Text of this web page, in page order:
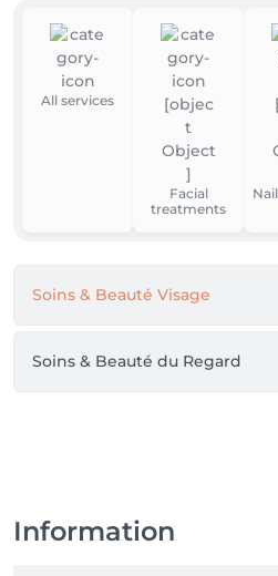
All services
Facial
treatments
Soins & Beauté Visage
Soins & Beauté du Regard
Information